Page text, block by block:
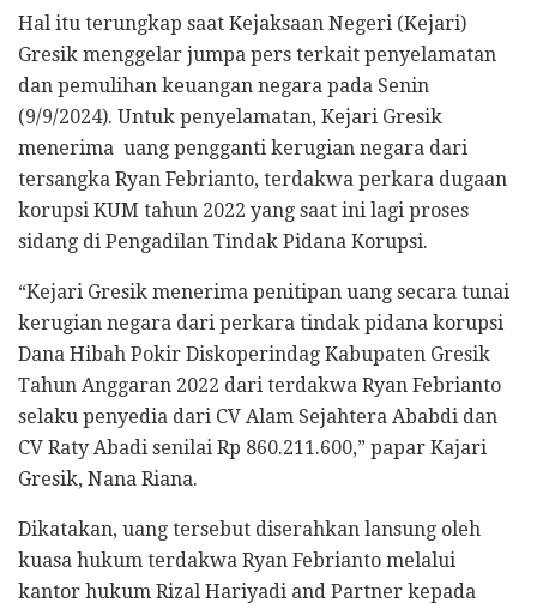
Hal itu terungkap saat Kejaksaan Negeri (Kejari)
Gresik menggelar jumpa pers terkait penyelamatan
dan pemulihan keuangan negara pada Senin
(9/9/2024). Untuk penyelamatan, Kejari Gresik
menerima uang pengganti kerugian negara dari
tersangka Ryan Febrianto, terdakwa perkara dugaan
korupsi KUM tahun 2022 yang saat ini lagi proses
sidang di Pengadilan Tindak Pidana Korupsi.
“Kejari Gresik menerima penitipan uang secara tunai
kerugian negara dari perkara tindak pidana korupsi
Dana Hibah Pokir Diskoperindag Kabupaten Gresik
Tahun Anggaran 2022 dari terdakwa Ryan Febrianto
selaku penyedia dari CV Alam Sejahtera Ababdi dan
CV Raty Abadi senilai Rp 860.211.600,” papar Kajari
Gresik, Nana Riana.
Dikatakan, uang tersebut diserahkan lansung oleh
kuasa hukum terdakwa Ryan Febrianto melalui
kantor hukum Rizal Hariyadi and Partner kepada